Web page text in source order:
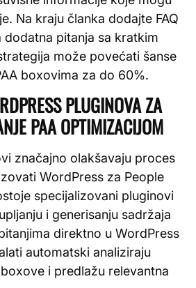
Na kraju članka dodajte FAQ
dodatna pitanja sa kratkim
može povećati šanse
boxovima za do 60%.
PLUGINOVA ZA
PAA OPTIMIZACIJOM
značajno olakšavaju proces
WordPress za People
specijalizovani pluginovi
i generisanju sadržaja
direktno u WordPress
automatski analiziraju
i predlažu relevantna